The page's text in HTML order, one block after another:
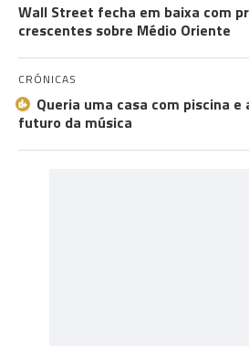
Wall Street fecha em baixa com
crescentes sobre Médio Oriente
CRÓNICAS
Queria uma casa com piscina e
futuro da música